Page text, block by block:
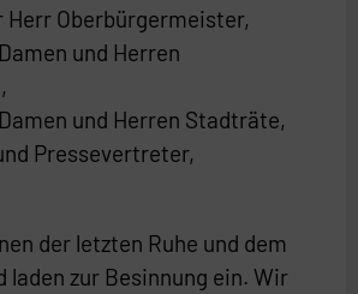
Herr Oberbürgermeister,
und Herren
und Herren Stadträte,
Pressevertreter,
der letzten Ruhe und dem
laden zur Besinnung ein. Wir